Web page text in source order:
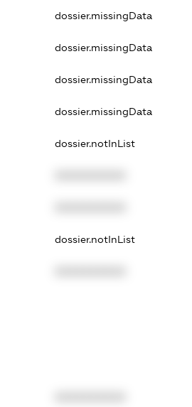
dossier.missingData
dossier.missingData
dossier.missingData
dossier.missingData
dossier.notInList
dossier.notInList